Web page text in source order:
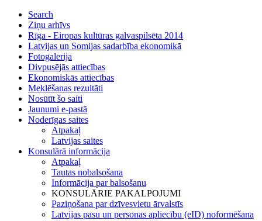
Search
Ziņu arhīvs
Rīga - Eiropas kultūras galvaspilsēta 2014
Latvijas un Somijas sadarbība ekonomikā
Fotogalerija
Divpusējās attiecības
Ekonomiskās attiecības
Meklēšanas rezultāti
Nosūtīt šo saiti
Jaunumi e-pastā
Noderīgas saites
Atpakaļ
Latvijas saites
Konsulārā informācija
Atpakaļ
Tautas nobalsošana
Informācija par balsošanu
KONSULĀRIE PAKALPOJUMI
Paziņošana par dzīvesvietu ārvalstīs
Latvijas pasu un personas apliecību (eID) noformēšana